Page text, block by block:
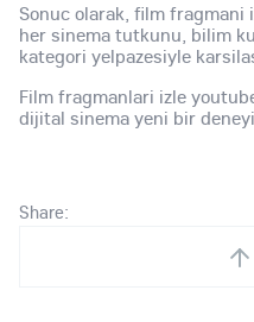
Sonuc olarak, film fragmani
her sinema tutkunu, bilim
kategori yelpazesiyle
Film fragmanlari izle
dijital sinema yeni bir
Share: